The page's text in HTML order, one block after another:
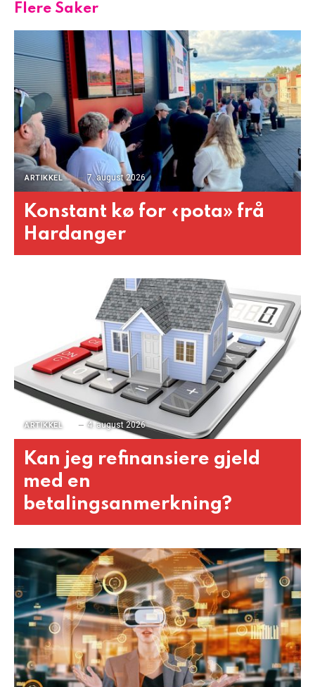
Flere Saker
ARTIKKEL 7. august 2026
Konstant kø for «pota» frå
Hardanger
ARTIKKEL 4. august 2026
Kan jeg refinansiere gjeld
med en
betalingsanmerkning?